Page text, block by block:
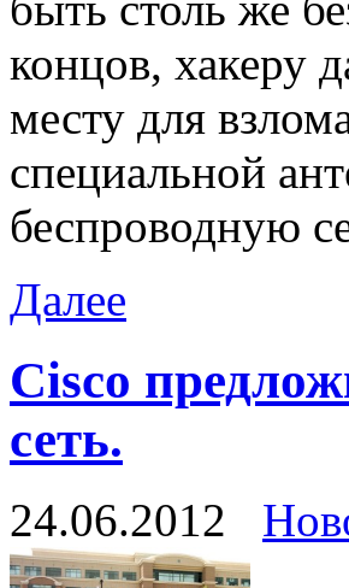
концов, хакеру
месту для
специальной
беспроводную
Далее
Cisco
сеть.
24.06.2012